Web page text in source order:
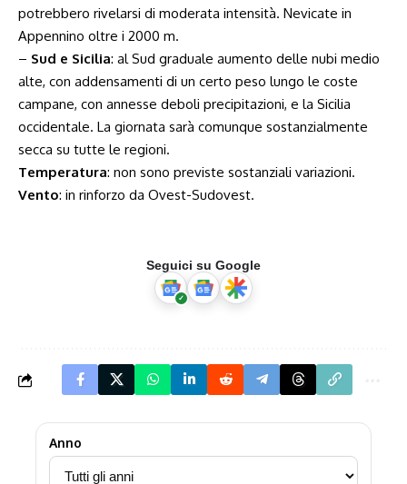
potrebbero rivelarsi di moderata intensità. Nevicate in
Appennino oltre i 2000 m.
– Sud e Sicilia: al Sud graduale aumento delle nubi medio
alte, con addensamenti di un certo peso lungo le coste
campane, con annesse deboli precipitazioni, e la Sicilia
occidentale. La giornata sarà comunque sostanzialmente
secca su tutte le regioni.
Temperatura: non sono previste sostanziali variazioni.
Vento: in rinforzo da Ovest-Sudovest.
Seguici su Google
Anno